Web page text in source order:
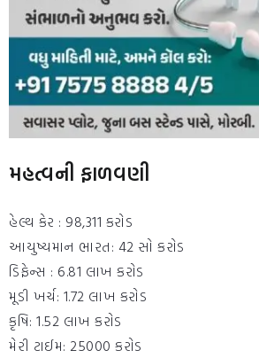
મહત્વની ફાળવણી
હેલ્થ કેર : 98,311 કરોડ
આયુષ્યમાન ભારત: 42 સો કરોડ
ડિફેન્સ : 6.81 લાખ કરોડ
મૂડી ખર્ચ: 1.72 લાખ કરોડ
કૃષિ: 1.52 લાખ કરોડ
મેરી ટાઈમ: 25000 કરોડ